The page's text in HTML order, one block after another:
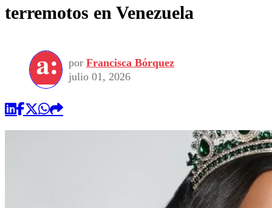
terremotos en Venezuela
por Francisca Bórquez
julio 01, 2026